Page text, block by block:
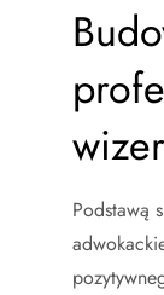
Podstawą